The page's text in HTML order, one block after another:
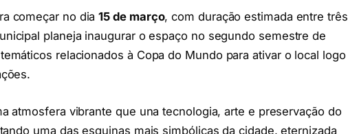
começar no dia15 de março, com duração estimada entre três
planeja inaugurar o espaço no segundo semestre de
relacionados à Copa do Mundo para ativar o local logo
atmosfera vibrante que una tecnologia, arte e preservação do
uma das esquinas mais simbólicas da cidade, eternizada